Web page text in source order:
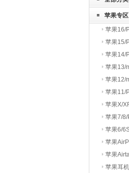
苹果专区
苹果16/
苹果15/
苹果14/
苹果13/
苹果12/
苹果11/
苹果X/
苹果7/
苹果6/
苹果
苹果
苹果耳